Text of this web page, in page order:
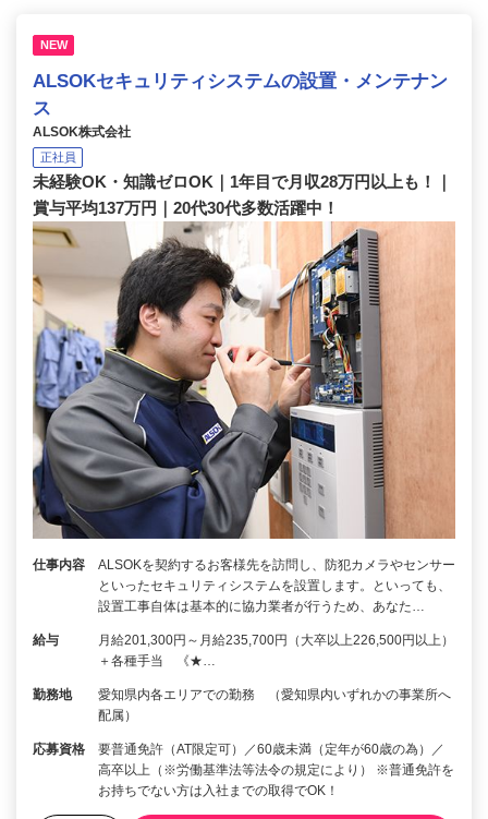
NEW
ALSOKセキュリティシステムの設置・メンテナン
ス
ALSOK株式会社
正社員
未経験OK・知識ゼロOK｜1年目で月収28万円以上も！｜
賞与平均137万円｜20代30代多数活躍中！
仕事内容
ALSOKを契約するお客様先を訪問し、防犯カメラやセンサー
といったセキュリティシステムを設置します。といっても、
設置工事自体は基本的に協力業者が行うため、あなた…
給与
月給201,300円～月給235,700円（大卒以上226,500円以上）
＋各種手当 《★…
勤務地
愛知県内各エリアでの勤務 （愛知県内いずれかの事業所へ
配属）
応募資格
要普通免許（AT限定可）／60歳未満（定年が60歳の為）／
高卒以上（※労働基準法等法令の規定により） ※普通免許を
お持ちでない方は入社までの取得でOK！